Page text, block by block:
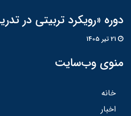
دوره «رویکرد تربیتی در
منوی وب‌سایت
خانه
اخبار